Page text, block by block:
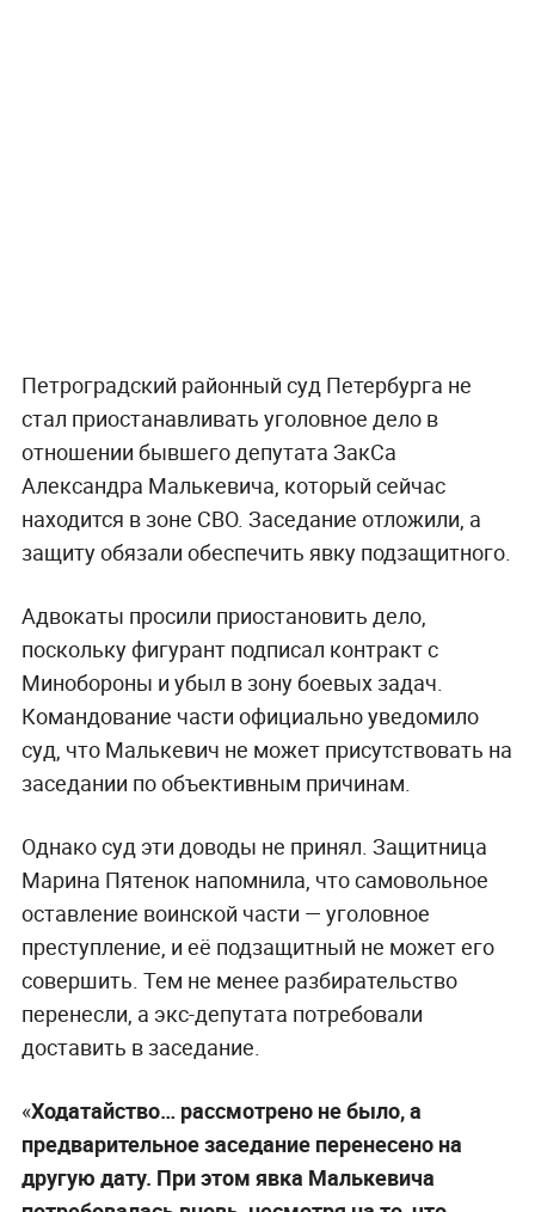
Петроградский районный суд Петербурга не
стал приостанавливать уголовное дело в
отношении бывшего депутата ЗакСа
Александра Малькевича, который сейчас
находится в зоне СВО. Заседание отложили, а
защиту обязали обеспечить явку подзащитного.
Адвокаты просили приостановить дело,
поскольку фигурант подписал контракт с
Минобороны и убыл в зону боевых задач.
Командование части официально уведомило
суд, что Малькевич не может присутствовать на
заседании по объективным причинам.
Однако суд эти доводы не принял. Защитница
Марина Пятенок напомнила, что самовольное
оставление воинской части — уголовное
преступление, и её подзащитный не может его
совершить. Тем не менее разбирательство
перенесли, а экс-депутата потребовали
доставить в заседание.
«Ходатайство… рассмотрено не было, а
предварительное заседание перенесено на
другую дату. При этом явка Малькевича